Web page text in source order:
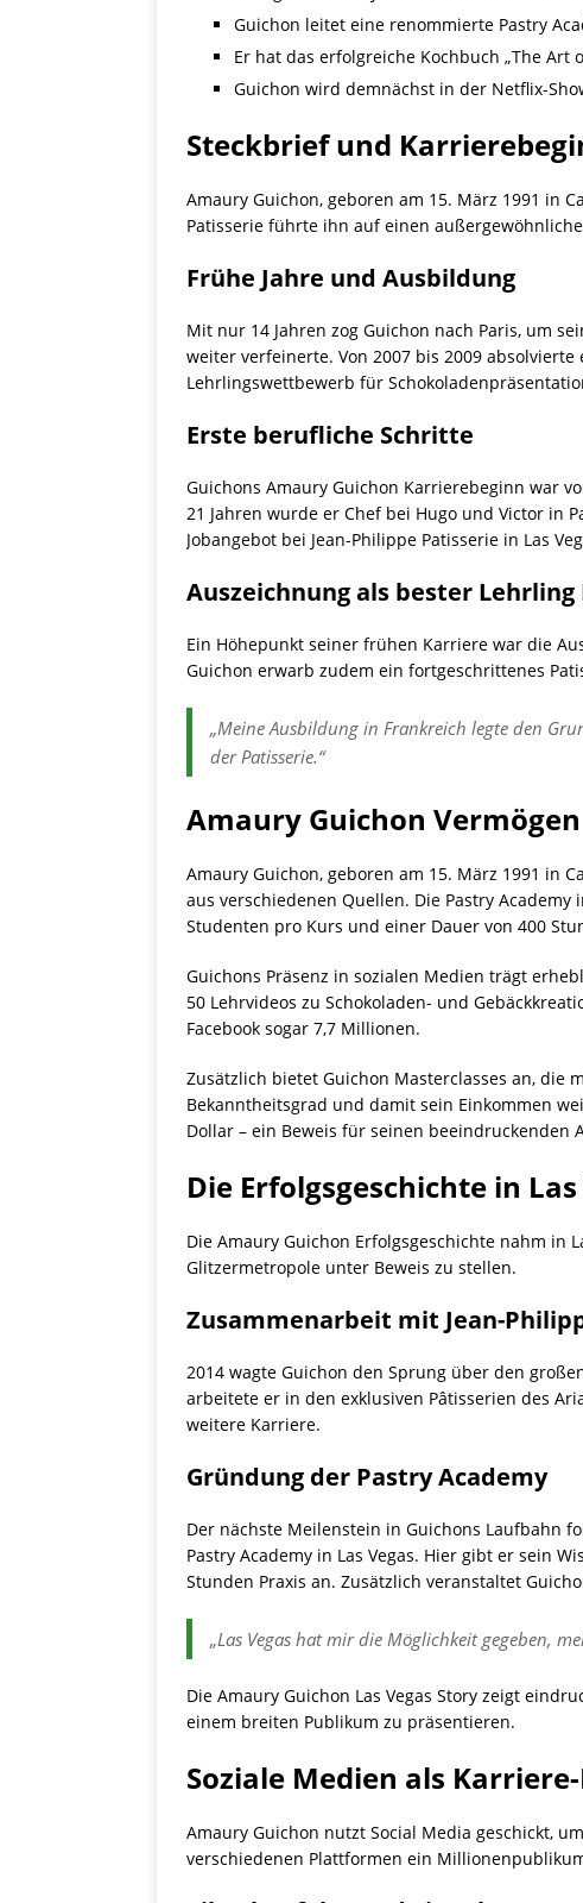
Guichon leitet eine renommierte Pastry
Er hat das erfolgreiche Kochbuch „The Art
Guichon wird demnächst in der Netflix-
Steckbrief und
Amaury Guichon, geboren am 15. März 1991 in
Patisserie führte ihn auf einen
Frühe Jahre und Ausbildung
Mit nur 14 Jahren zog Guichon nach Paris, um
weiter verfeinerte. Von 2007 bis 2009
Lehrlingswettbewerb für
Erste berufliche Schritte
Guichons Amaury Guichon Karrierebeginn war
21 Jahren wurde er Chef bei Hugo und Victor in
Jobangebot bei Jean-Philippe Patisserie in Las
Auszeichnung als bester
Ein Höhepunkt seiner frühen Karriere war die
Guichon erwarb zudem ein fortgeschrittenes
„Meine Ausbildung in Frankreich legte den
der Patisserie.“
Amaury Guichon
Amaury Guichon, geboren am 15. März 1991 in
aus verschiedenen Quellen. Die Pastry
Studenten pro Kurs und einer Dauer von 400
Guichons Präsenz in sozialen Medien trägt
50 Lehrvideos zu Schokoladen- und
Facebook sogar 7,7 Millionen.
Zusätzlich bietet Guichon Masterclasses an, die
Bekanntheitsgrad und damit sein Einkommen
Dollar – ein Beweis für seinen beeindruckenden
Die Erfolgsgeschichte in Las
Die Amaury Guichon Erfolgsgeschichte nahm in
Glitzermetropole unter Beweis zu stellen.
Zusammenarbeit mit Jean-
2014 wagte Guichon den Sprung über den
arbeitete er in den exklusiven Pâtisserien des
weitere Karriere.
Gründung der Pastry Academy
Der nächste Meilenstein in Guichons Laufbahn
Pastry Academy in Las Vegas. Hier gibt er sein
Stunden Praxis an. Zusätzlich veranstaltet
„Las Vegas hat mir die Möglichkeit gegeben,
Die Amaury Guichon Las Vegas Story zeigt
einem breiten Publikum zu präsentieren.
Soziale Medien als
Amaury Guichon nutzt Social Media geschickt,
verschiedenen Plattformen ein